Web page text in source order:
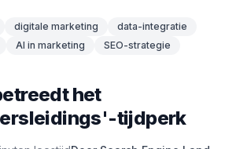
digitale marketing
data-integratie
AI in marketing
SEO-strategie
het
tijdperk